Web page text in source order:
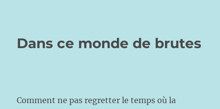
Dans ce monde de brutes
Comment ne pas regretter le temps où la